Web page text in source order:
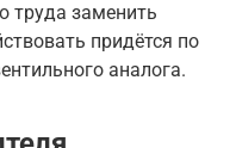
труда заменить
придётся по
аналога.